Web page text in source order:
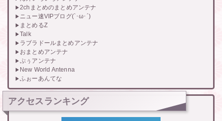
2chまとめのまとめアンテナ
ニュー速VIPブログ(`･ω･´)
まとめるZ
Talk
ラブラドールまとめアンテナ
おまとめアンテナ
ぷぅアンテナ
New World Antenna
ふぉーあんてな
アクセスランキング